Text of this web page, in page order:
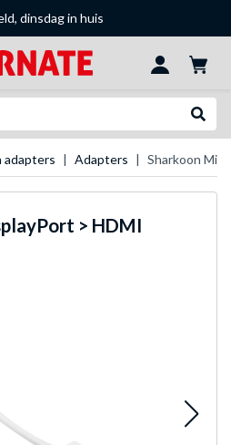
dinsdag in huis
adapters Adapters Sharkoon
> HDMI